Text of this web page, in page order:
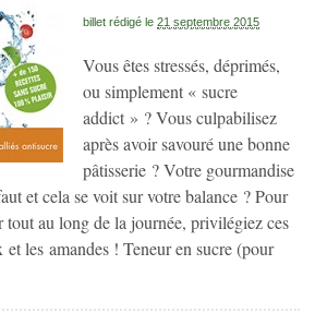
billet rédigé le 21 septembre 2015
Vous êtes stressés, déprimés,
ou simplement « sucre
addict » ? Vous culpabilisez
après avoir savouré une bonne
pâtisserie ? Votre gourmandise
et cela se voit sur votre balance ? Pour
tout au long de la journée, privilégiez ces
les amandes ! Teneur en sucre (pour